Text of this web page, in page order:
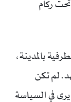
ركام
بالمدينة،
لم تكن
في السياسة